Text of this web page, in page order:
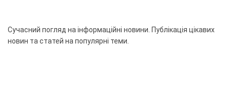
Сучасний погляд на інформаційні новини. Публікація цікавих
новин та статей на популярні теми.